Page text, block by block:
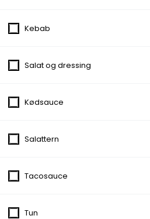
Med tomat, ost, kebab, jalapeños,
champignon og løg
Med tomat, ost, skinke, champignon og
rejer
Med tomat, ost, kødsauce og løg
Kebab
Salat og dressing
Kødsauce
Salattern
Tacosauce
Tun